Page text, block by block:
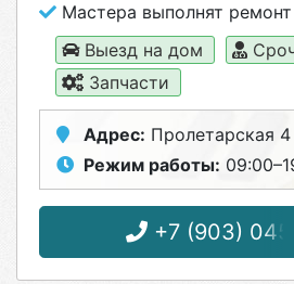
Мастера выполнят
Выезд на дом
Запчасти
Адрес: Пролетарская 4
Режим работы:
+7 (903) 045-